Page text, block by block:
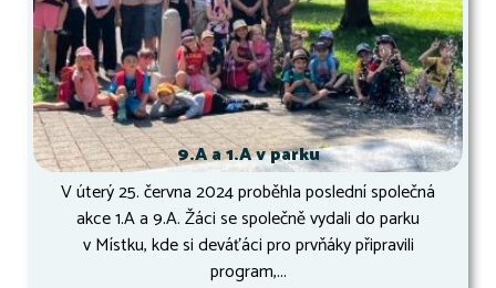
9.A a 1.A v parku
V úterý 25. června 2024 proběhla poslední společná
akce 1.A a 9.A. Žáci se společně vydali do parku
v Místku, kde si deváťáci pro prvňáky připravili
program,...